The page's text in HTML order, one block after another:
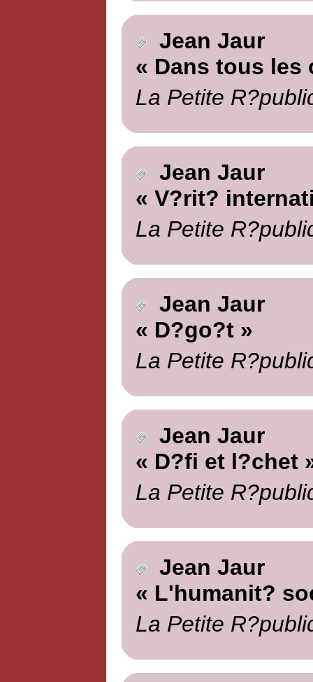
Jean Jaur
« Dans tous les
La Petite
Jean Jaur
« V?rit?
La Petite
Jean Jaur
« D?go?t »
La Petite
Jean Jaur
« D?fi et l?chet
La Petite
Jean Jaur
« L'humanit?
La Petite